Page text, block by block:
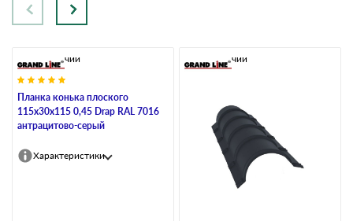
Планка конька плоского
115х30х115 0,45 Drap RAL 7016
антрацитово-серый
В наличии
Характеристики
В наличии